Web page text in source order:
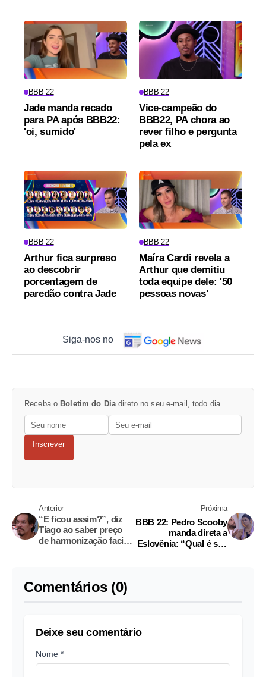
BBB 22
Jade manda recado
para PA após BBB22:
'oi, sumido'
BBB 22
Vice-campeão do
BBB22, PA chora ao
rever filho e pergunta
pela ex
BBB 22
Arthur fica surpreso
ao descobrir
porcentagem de
paredão contra Jade
BBB 22
Maíra Cardi revela a
Arthur que demitiu
toda equipe dele: '50
pessoas novas'
Siga-nos no
Receba o Boletim do Dia direto no seu e-mail, todo dia.
Inscrever
Anterior
“E ficou assim?”, diz
Tiago ao saber preço
de harmonização facial
Próxima
BBB 22: Pedro Scooby
manda direta a
Eslovênia: “Qual é seu
Comentários (0)
Deixe seu comentário
Nome *